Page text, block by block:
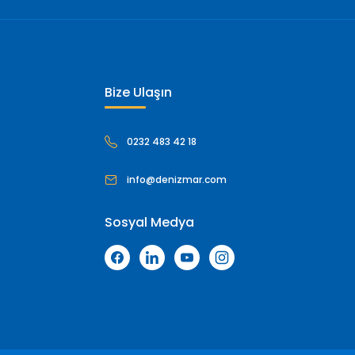
Bize Ulaşın
0232 483 42 18
info@denizmar.com
Sosyal Medya